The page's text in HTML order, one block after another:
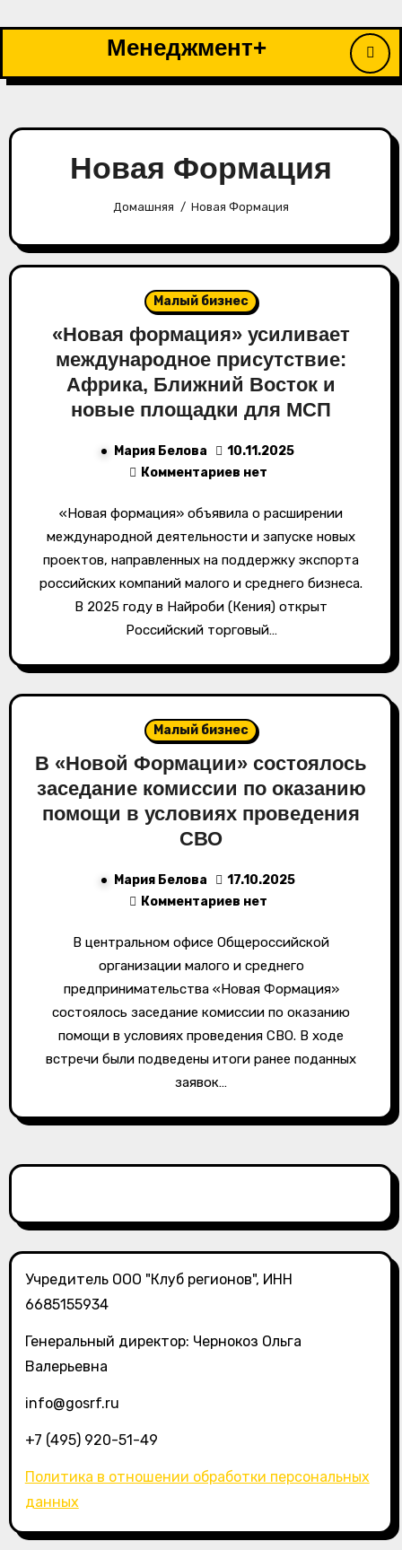
Менеджмент+
Новая Формация
Домашняя Новая Формация
Малый бизнес
«Новая формация» усиливает
международное присутствие:
Африка, Ближний Восток и
новые площадки для МСП
Мария Белова
10.11.2025
Комментариев нет
«Новая формация» объявила о расширении
международной деятельности и запуске новых
проектов, направленных на поддержку экспорта
российских компаний малого и среднего бизнеса.
В 2025 году в Найроби (Кения) открыт
Российский торговый…
Малый бизнес
В «Новой Формации» состоялось
заседание комиссии по оказанию
помощи в условиях проведения
СВО
Мария Белова
17.10.2025
Комментариев нет
В центральном офисе Общероссийской
организации малого и среднего
предпринимательства «Новая Формация»
состоялось заседание комиссии по оказанию
помощи в условиях проведения СВО. В ходе
встречи были подведены итоги ранее поданных
заявок…
Учредитель ООО "Клуб регионов", ИНН
6685155934
Генеральный директор: Чернокоз Ольга
Валерьевна
info@gosrf.ru
+7 (495) 920-51-49
Политика в отношении обработки персональных
данных